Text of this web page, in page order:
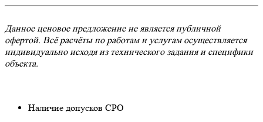
Данное ценовое предложение не является публичной
офертой. Всё расчёты по работам и услугам осуществляется
индивидуально исходя из технического задания и специфики
объекта.
Наличие допусков СРО